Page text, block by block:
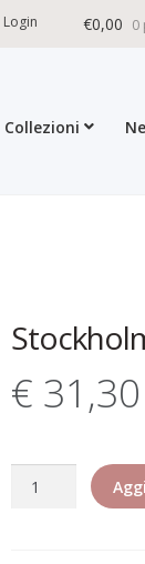
Login €0,00 0
Collezioni
€ 31,30